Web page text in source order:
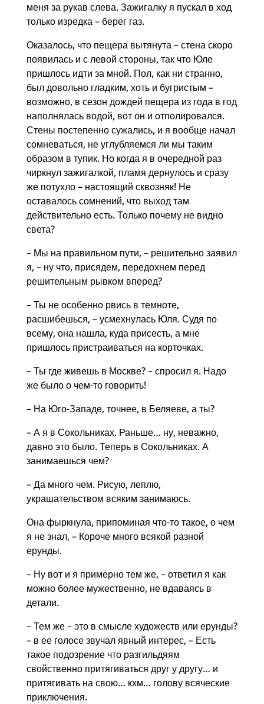
меня за рукав слева. Зажигалку я пускал в ход
только изредка – берег газ.
Оказалось, что пещера вытянута – стена скоро
появилась и с левой стороны, так что Юле
пришлось идти за мной. Пол, как ни странно,
был довольно гладким, хоть и бугристым –
возможно, в сезон дождей пещера из года в год
наполнялась водой, вот он и отполировался.
Стены постепенно сужались, и я вообще начал
сомневаться, не углубляемся ли мы таким
образом в тупик. Но когда я в очередной раз
чиркнул зажигалкой, пламя дернулось и сразу
же потухло – настоящий сквозняк! Не
оставалось сомнений, что выход там
действительно есть. Только почему не видно
света?
– Мы на правильном пути, – решительно заявил
я, – ну что, присядем, передохнем перед
решительным рывком вперед?
– Ты не особенно рвись в темноте,
расшибешься, – усмехнулась Юля. Судя по
всему, она нашла, куда присесть, а мне
пришлось пристраиваться на корточках.
– Ты где живешь в Москве? – спросил я. Надо
же было о чем-то говорить!
– На Юго-Западе, точнее, в Беляеве, а ты?
– А я в Сокольниках. Раньше… ну, неважно,
давно это было. Теперь в Сокольниках. А
занимаешься чем?
– Да много чем. Рисую, леплю,
украшательством всяким занимаюсь.
Она фыркнула, припоминая что-то такое, о чем
я не знал, – Короче много всякой разной
ерунды.
– Ну вот и я примерно тем же, – ответил я как
можно более мужественно, не вдаваясь в
детали.
– Тем же – это в смысле художеств или ерунды?
– в ее голосе звучал явный интерес, – Есть
такое подозрение что разгильдяям
свойственно притягиваться друг у другу… и
притягивать на свою… кхм… голову всяческие
приключения.